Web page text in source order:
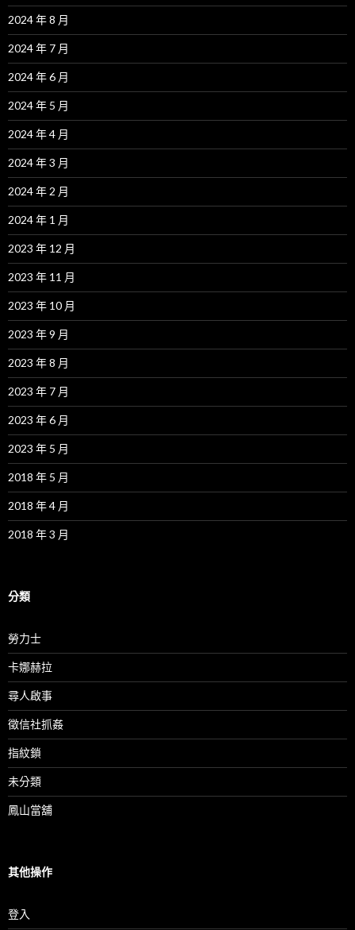
2024 年 8 月
2024 年 7 月
2024 年 6 月
2024 年 5 月
2024 年 4 月
2024 年 3 月
2024 年 2 月
2024 年 1 月
2023 年 12 月
2023 年 11 月
2023 年 10 月
2023 年 9 月
2023 年 8 月
2023 年 7 月
2023 年 6 月
2023 年 5 月
2018 年 5 月
2018 年 4 月
2018 年 3 月
分類
勞力士
卡娜赫拉
尋人啟事
徵信社抓姦
指紋鎖
未分類
鳳山當舖
其他操作
登入